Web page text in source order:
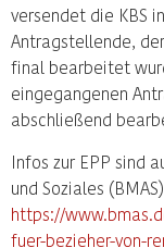
versendet die KBS
Antragstellende,
final bearbeitet
eingegangenen
abschließend
Infos zur EPP sind
und Soziales
https://
fuer-bezieher-von-